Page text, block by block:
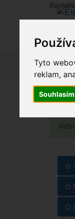
Tyto
reklam,
Souhlasím